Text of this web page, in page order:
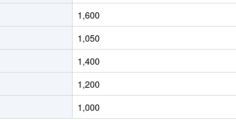
福知山 徒歩15分 180m² 110m²
福知山 徒歩1分 95m² 105m²
福知山 徒歩16分 310m² -
1,600
1,050
1,400
1,200
1,000